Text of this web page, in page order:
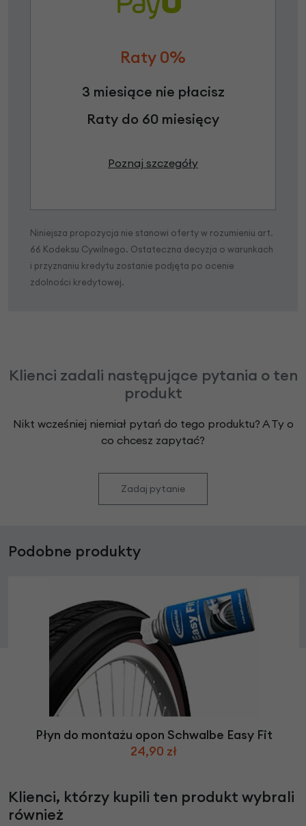
Raty 0%
3 miesiące nie płacisz
Raty do 60 miesięcy
Poznaj szczegóły
Niniejsza propozycja nie stanowi oferty w rozumieniu art.
66 Kodeksu Cywilnego. Ostateczna decyzja o warunkach
i przyznaniu kredytu zostanie podjęta po ocenie
zdolności kredytowej.
Klienci zadali następujące pytania o ten
produkt
Nikt wcześniej niemiał pytań do tego produktu? A Ty o
co chcesz zapytać?
Zadaj pytanie
Podobne produkty
Płyn do montażu opon Schwalbe Easy Fit
24,90 zł
Klienci, którzy kupili ten produkt wybrali
również